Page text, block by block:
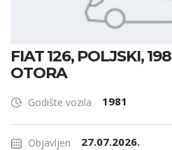
FIAT 126, POLJSKI,
OTORA
Godište vozila 1981
Objavljen 27.07.2026.